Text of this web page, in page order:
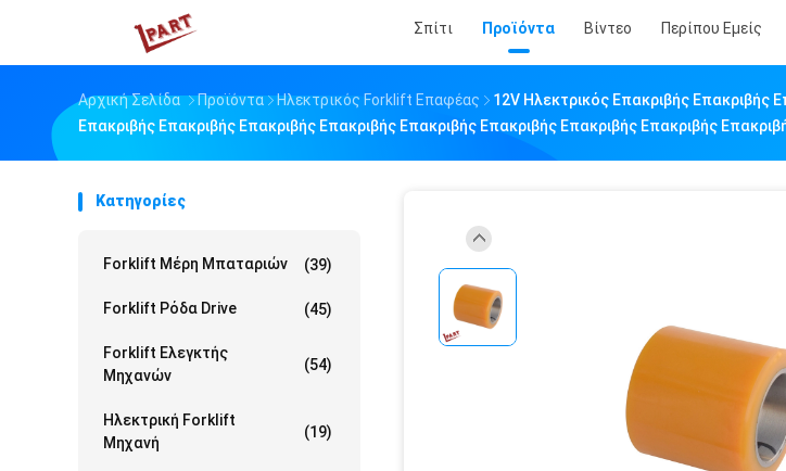
Σπίτι Προϊόντα Βίντεο Περίπου Εμείς
Αρχική Σελίδα Προϊόντα Ηλεκτρικός Forklift Επαφέας
12V Ηλεκτρικός Επακριβής Επακριβής
Επακριβής Επακριβής Επακριβής Επακριβής Επακριβής Επακριβής Επακριβής Επακριβής
Κατηγορίες
Forklift Μέρη Μπαταριών (39)
Forklift Ρόδα Drive (45)
Forklift Ελεγκτής
Μηχανών
(54)
Ηλεκτρική Forklift
Μηχανή
(19)